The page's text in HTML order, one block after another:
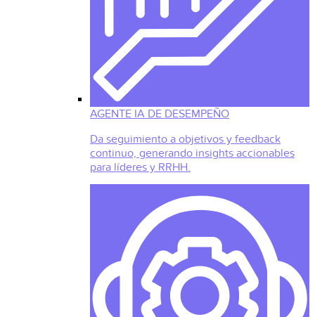
AGENTE IA DE DESEMPEÑO
Da seguimiento a objetivos y feedback
continuo, generando insights accionables
para líderes y RRHH.